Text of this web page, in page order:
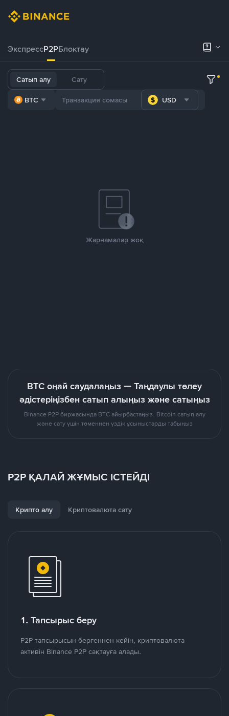
ЭкспрессP2PБлоктау
Сатып алу Сату
BTC USD
Жарнамалар жоқ
BTC оңай саудалаңыз — Таңдаулы төлеу
әдістеріңізбен сатып алыңыз және сатыңыз
Binance P2P биржасында BTC айырбастаңыз. Bitcoin сатып алу
және сату үшін төменнен үздік ұсыныстарды табыңыз
P2P ҚАЛАЙ ЖҰМЫС ІСТЕЙДІ
Крипто алу Криптовалюта сату
1. Тапсырыс беру
P2P тапсырысын бергеннен кейін, криптовалюта
активін Binance P2P сақтауға алады.